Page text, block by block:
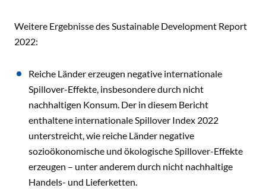
Weitere Ergebnisse des Sustainable Development Report
2022:
Reiche Länder erzeugen negative internationale
Spillover-Effekte, insbesondere durch nicht
nachhaltigen Konsum. Der in diesem Bericht
enthaltene internationale Spillover Index 2022
unterstreicht, wie reiche Länder negative
sozioökonomische und ökologische Spillover-Effekte
erzeugen – unter anderem durch nicht nachhaltige
Handels- und Lieferketten.